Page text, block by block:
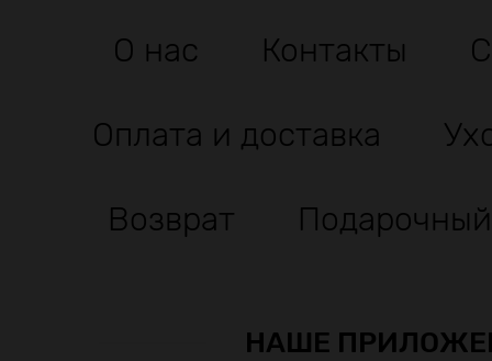
О нас Контакты
Оплата и доставка
Возврат
НАШЕ